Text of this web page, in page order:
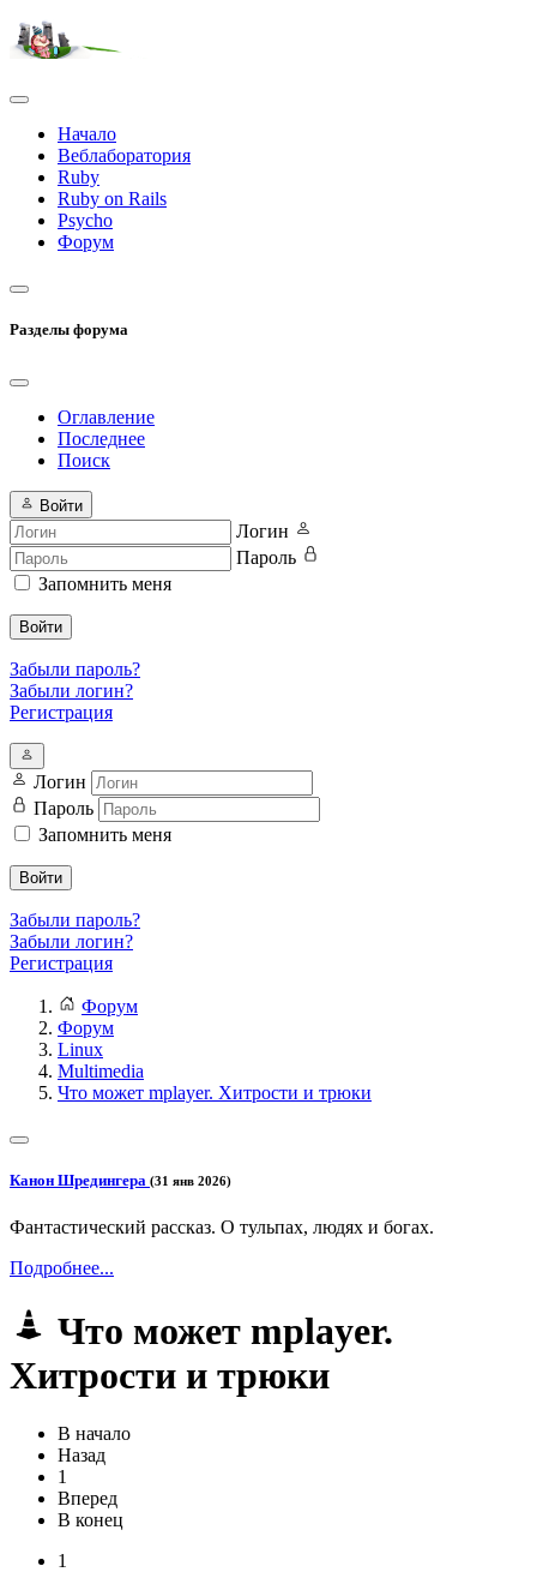
Начало
Веблаборатория
Ruby
Ruby on Rails
Psycho
Форум
Разделы форума
Оглавление
Последнее
Поиск
Войти
Логин
Пароль
Запомнить меня
Войти
Забыли пароль?
Забыли логин?
Регистрация
Логин
Пароль
Запомнить меня
Войти
Забыли пароль?
Забыли логин?
Регистрация
Форум
Форум
Linux
Multimedia
Что может mplayer. Хитрости и трюки
Канон Шредингера (31 янв 2026)
Фантастический рассказ. О тульпах, людях и богах.
Подробнее...
Что может mplayer.
Хитрости и трюки
В начало
Назад
1
Вперед
В конец
1